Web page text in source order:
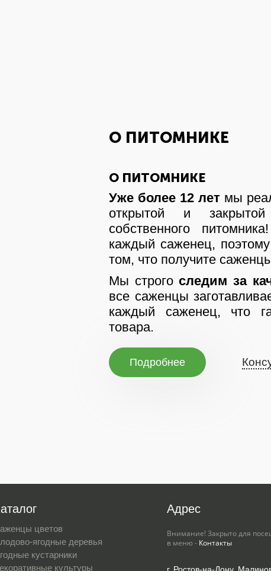
О ПИТОМНИКЕ
О ПИТОМНИКЕ
Уже более 12 лет мы
открытой и
собственного
каждый саженец,
том, что получите
Мы строгоследим за
все саженцы
каждый саженец, что
товара.
Подробнее
цветов
ягодные деревья
кустарники
культуры
Адрес
Внимание! Закрыто для
в меню - Контакты